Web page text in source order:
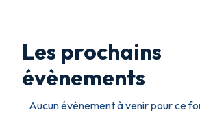
Les prochains
évènements
Aucun évènement à venir pour ce